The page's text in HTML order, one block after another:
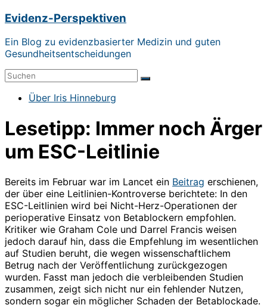
Zum
springen
Evidenz-Perspektiven
Ein Blog zu evidenzbasierter Medizin und guten
Gesundheitsentscheidungen
Menü Über Iris Hinneburg
Lesetipp: Immer noch Ärger
um ESC-Leitlinie
Bereits im Februar war im Lancet ein Beitrag erschienen,
der über eine Leitlinien-Kontroverse berichtete: In den
ESC-Leitlinien wird bei Nicht-Herz-Operationen der
perioperative Einsatz von Betablockern empfohlen.
Kritiker wie Graham Cole und Darrel Francis weisen
jedoch darauf hin, dass die Empfehlung im wesentlichen
auf Studien beruht, die wegen wissenschaftlichem
Betrug nach der Veröffentlichung zurückgezogen
wurden. Fasst man jedoch die verbleibenden Studien
zusammen, zeigt sich nicht nur ein fehlender Nutzen,
sondern sogar ein möglicher Schaden der Betablockade.